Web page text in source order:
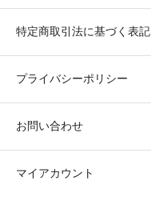
特定商取引法に基づく表記
プライバシーポリシー
お問い合わせ
マイアカウント